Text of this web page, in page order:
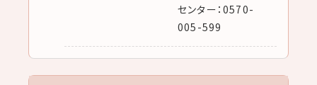
センター：0570-
005-599